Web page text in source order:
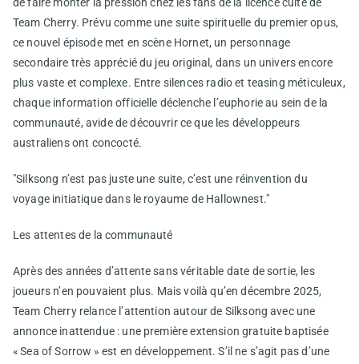
de faire monter la pression chez les fans de la licence culte de
Team Cherry. Prévu comme une suite spirituelle du premier opus,
ce nouvel épisode met en scène Hornet, un personnage
secondaire très apprécié du jeu original, dans un univers encore
plus vaste et complexe. Entre silences radio et teasing méticuleux,
chaque information officielle déclenche l’euphorie au sein de la
communauté, avide de découvrir ce que les développeurs
australiens ont concocté.
"Silksong n’est pas juste une suite, c’est une réinvention du
voyage initiatique dans le royaume de Hallownest."
Les attentes de la communauté
Après des années d’attente sans véritable date de sortie, les
joueurs n’en pouvaient plus. Mais voilà qu’en décembre 2025,
Team Cherry relance l’attention autour de Silksong avec une
annonce inattendue : une première extension gratuite baptisée
« Sea of Sorrow » est en développement. S’il ne s’agit pas d’une